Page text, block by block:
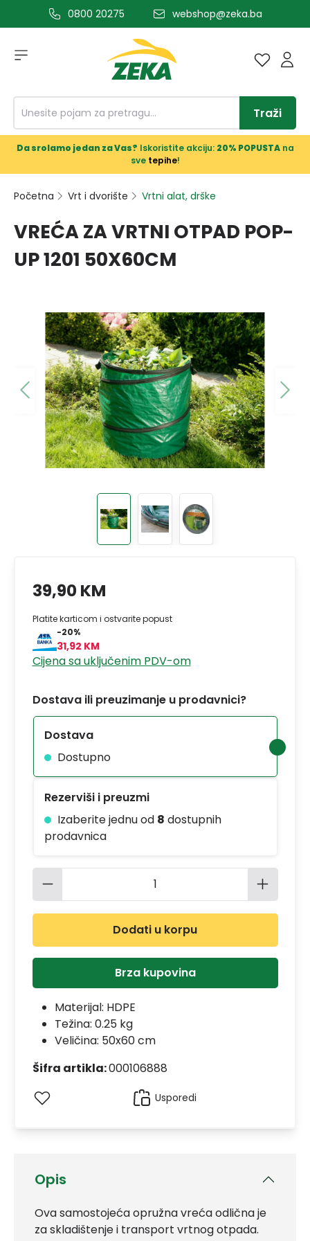
glavni sadržaj0800 20275 webshop@zeka.ba
Traži
Da srolamo jedan za Vas? Iskoristite akciju: 20% POPUSTAna
sve tepihe!
Početna Vrt i dvorište Vrtni alat, drške
VREĆA ZA VRTNI OTPAD POP-
UP 1201 50X60CM
Opis
Ova samostojeća opružna vreća odlična je
za skladištenje i transport vrtnog otpada.
39,90 KM
Platite karticom i ostvarite popust
-20%
31,92 KM
Cijena sa uključenim PDV-om
Dostava ili preuzimanje u prodavnici?
Dostava
Dostupno
Rezerviši i preuzmi
Izaberite jednu od 8 dostupnih
prodavnica
Količina proizvoda: Unesite
Dodati u korpu
Brza kupovina
Materijal: HDPE
Težina: 0.25 kg
Veličina: 50x60 cm
Šifra artikla:000106888
Usporedi